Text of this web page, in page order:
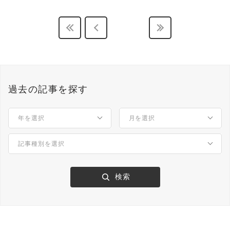
過去の記事を探す